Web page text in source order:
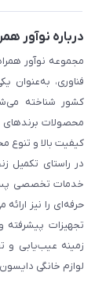
درباره نوآور
مجموعه نوآور
فناوری، به‌عنوان
کشور شناخته
کیفیت بالا و تنوع
در راستای تکمیل
خدمات تخصصی پس
حرفه‌ای را نیز
تجهیزات
زمینه عیب‌یابی و
لوازم خانگی